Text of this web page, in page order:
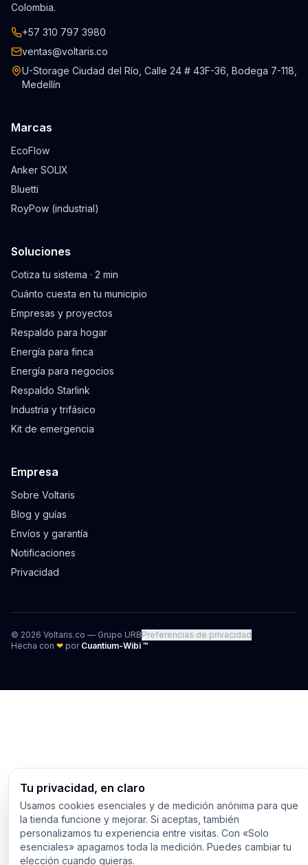
Colombia.
+57 310 797 3980
ventas@voltaris.co
U-Storage Ciudad del Río, Calle 24 # 43F-36, Bodega 7-118,
Medellín
Marcas
EcoFlow
Anker SOLIX
Bluetti
RoyPow (industrial)
Soluciones
Cotiza tu sistema · 2 min
Cuánto cuesta en tu municipio
Empresas y proyectos
Respaldo para hogar
Energía para finca
Energía para negocios
Respaldo Starlink
Industria y trifásico
Kit de emergencia
Empresa
Sobre Voltaris
Blog y guías
Envíos y garantía
Notificaciones
Privacidad
© 2026 Voltaris.co — Grupo URBPreferencias de privacidad
Hecha con ❤ por Cuantium-Wibi ™
Tu privacidad, en claro
Usamos cookies esenciales y de medición anónima para que
la tienda funcione y mejorar. Si aceptas, también
personalizamos tu experiencia entre visitas. Con «Solo
esenciales» apagamos toda la medición. Puedes cambiar tu
elección cuando quieras.